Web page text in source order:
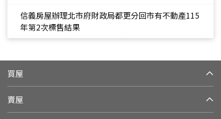
信義房屋辦理北市府財政局都更分回市有不動產115
年第2次標售結果
買屋
賣屋